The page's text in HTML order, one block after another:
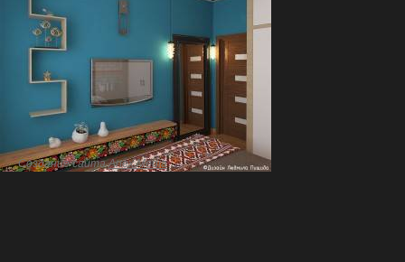
Создание сайтаArtex Media